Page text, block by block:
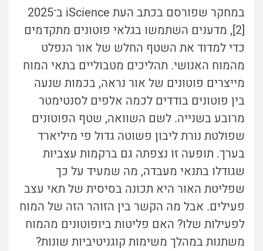
במחקר שפורסם בכתב העת iScience ב־2025
[2], מדענים השתמשו בגלאי פוטונים מתקדמים
כדי למדוד את השטף החלש של אור הנפלט
מהמוח האנושי. תהליכים מטבוליים בתאי המוח
מייצרים פוטונים של אור נראה, בכמות שנעה
בין פוטונים בודדים לכמה אלפים לסנטימטר
מרובע בשנייה. לשם השוואה, שטף הפוטונים
שפולטת נורת ליבון פשוטה גדול פי מיליארד
בערך. תופעה זו נצפתה גם ברקמות עצביות
שגודלו בתנאי מעבדה, מה שמעיד על כך
שפליטת האור היא תכונה בסיסית של תאי עצב
פעילים. אבל מה הקשר בין הזוהר הזה של המוח
לפעילות שלו? האם פליטות ביופוטונים מהמוח
משתנות במהלך משימות קוגניטיביות שונות?